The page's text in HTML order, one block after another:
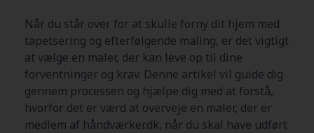
Når du står over for at skulle forny dit hjem med
tapetsering og efterfølgende maling, er det vigtigt
at vælge en maler, der kan leve op til dine
forventninger og krav. Denne artikel vil guide dig
gennem processen og hjælpe dig med at forstå,
hvorfor det er værd at overveje en maler, der er
medlem af håndværker.dk, når du skal have udført